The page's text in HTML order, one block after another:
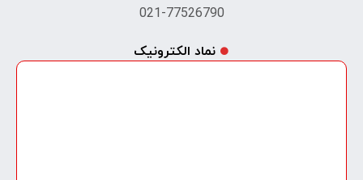
021-77526790
نماد الکترونیک